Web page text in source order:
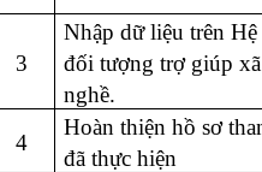
3
Nhập dữ liệu trên
đối tượng trợ giúp
nghề.
4
Hoàn thiện hồ sơ
đã thực hiện